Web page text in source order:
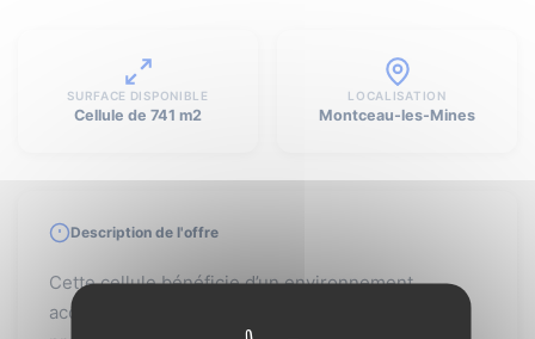
SURFACE DISPONIBLE
Cellule de 741 m2
LOCALISATION
Montceau-les-Mines
Description de l'offre
Cette cellule bénéficie d’un environnement
accessible et adapté à l’implantation d’activités